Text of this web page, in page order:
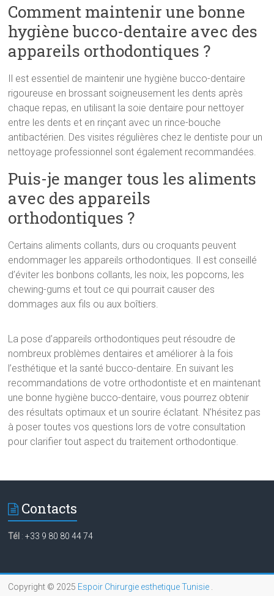
Comment maintenir une bonne
hygiène bucco-dentaire avec des
appareils orthodontiques ?
Il est essentiel de maintenir une hygiène bucco-dentaire
rigoureuse en brossant soigneusement les dents après
chaque repas, en utilisant la soie dentaire pour nettoyer
entre les dents et en rinçant avec un rince-bouche
antibactérien. Des visites régulières chez le dentiste pour un
nettoyage professionnel sont également recommandées.
Puis-je manger tous les aliments
avec des appareils
orthodontiques ?
Certains aliments collants, durs ou croquants peuvent
endommager les appareils orthodontiques. Il est conseillé
d’éviter les bonbons collants, les noix, les popcorns, les
chewing-gums et tout ce qui pourrait causer des
dommages aux fils ou aux boîtiers.
La pose d’appareils orthodontiques peut résoudre de
nombreux problèmes dentaires et améliorer à la fois
l’esthétique et la santé bucco-dentaire. En suivant les
recommandations de votre orthodontiste et en maintenant
une bonne hygiène bucco-dentaire, vous pourrez obtenir
des résultats optimaux et un sourire éclatant. N’hésitez pas
à poser toutes vos questions lors de votre consultation
pour clarifier tout aspect du traitement orthodontique.
Contacts
Tél :+33 9 80 80 44 74
Copyright © 2025 Espoir Chirurgie esthetique Tunisie